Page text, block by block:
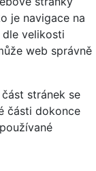
je navigace na
dle velikosti
web správně
stránek se
části dokonce